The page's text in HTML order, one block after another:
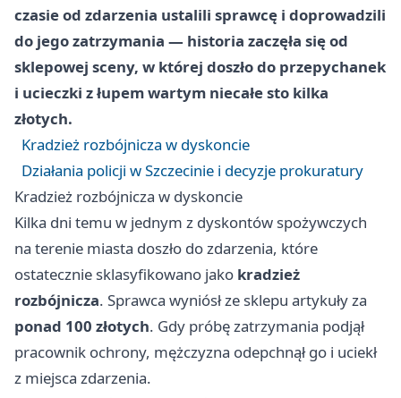
czasie od zdarzenia ustalili sprawcę i doprowadzili
do jego zatrzymania — historia zaczęła się od
sklepowej sceny, w której doszło do przepychanek
i ucieczki z łupem wartym niecałe sto kilka
złotych.
Kradzież rozbójnicza w dyskoncie
Działania policji w Szczecinie i decyzje prokuratury
Kradzież rozbójnicza w dyskoncie
Kilka dni temu w jednym z dyskontów spożywczych
na terenie miasta doszło do zdarzenia, które
ostatecznie sklasyfikowano jako kradzież
rozbójnicza. Sprawca wyniósł ze sklepu artykuły za
ponad 100 złotych. Gdy próbę zatrzymania podjął
pracownik ochrony, mężczyzna odepchnął go i uciekł
z miejsca zdarzenia.